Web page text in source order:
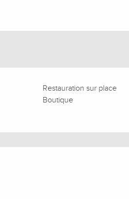
Restauration sur place
Boutique